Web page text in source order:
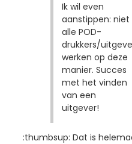
Ik wil even
aanstippen: niet
alle POD-
drukkers/
werken op deze
manier. Succes
met het vinden
van een
uitgever!
:thumbsup: Dat is